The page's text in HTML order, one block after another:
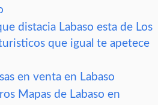
distacia Labaso esta de Los
que igual te apetece
en venta en Labaso
Mapas de Labaso en